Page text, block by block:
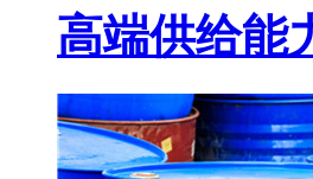
高端供给能